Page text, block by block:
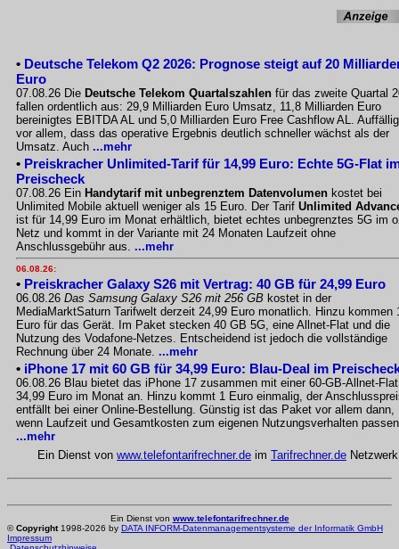
• Deutsche Telekom Q2 2026: Prognose steigt auf 20
Euro
07.08.26 Die Deutsche Telekom Quartalszahlen für das zweite Quartal
fallen ordentlich aus: 29,9 Milliarden Euro Umsatz, 11,8 Milliarden Euro
bereinigtes EBITDA AL und 5,0 Milliarden Euro Free Cashflow AL.
vor allem, dass das operative Ergebnis deutlich schneller wächst als der
Umsatz. Auch ...mehr
• Preiskracher Unlimited-Tarif für 14,99 Euro: Echte 5G-Flat
Preischeck
07.08.26 Ein Handytarif mit unbegrenztem Datenvolumen kostet bei
Unlimited Mobile aktuell weniger als 15 Euro. Der Tarif Unlimited
ist für 14,99 Euro im Monat erhältlich, bietet echtes unbegrenztes 5G im
Netz und kommt in der Variante mit 24 Monaten Laufzeit ohne
Anschlussgebühr aus. ...mehr
06.08.26:
• Preiskracher Galaxy S26 mit Vertrag: 40 GB für 24,99 Euro
06.08.26 Das Samsung Galaxy S26 mit 256 GB kostet in der
MediaMarktSaturn Tarifwelt derzeit 24,99 Euro monatlich. Hinzu kommen
Euro für das Gerät. Im Paket stecken 40 GB 5G, eine Allnet-Flat und die
Nutzung des Vodafone-Netzes. Entscheidend ist jedoch die vollständige
Rechnung über 24 Monate. ...mehr
• iPhone 17 mit 60 GB für 34,99 Euro: Blau-Deal im
06.08.26 Blau bietet das iPhone 17 zusammen mit einer 60-GB-Allnet-
34,99 Euro im Monat an. Hinzu kommt 1 Euro einmalig, der
entfällt bei einer Online-Bestellung. Günstig ist das Paket vor allem dann,
wenn Laufzeit und Gesamtkosten zum eigenen Nutzungsverhalten
...mehr
Ein Dienst von www.telefontarifrechner.de im Tarifrechner.de Netzwerk
Ein Dienst von www.telefontarifrechner.de
©Copyright1998-2026 by DATA INFORM-Datenmanagementsysteme der Informatik GmbH
Impressum